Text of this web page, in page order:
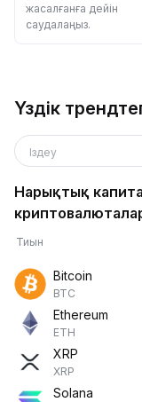
жасалғанға дейін
саудалаңыз.
Үздік
Іздеу
Нарықтық
Тиын
Bitcoin
BTC
Ethereum
ETH
XRP
XRP
Solana